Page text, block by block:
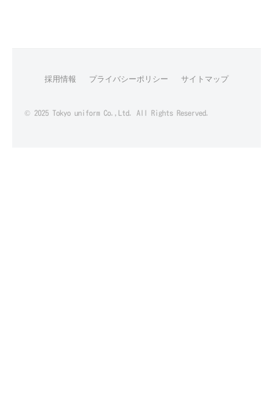
採用情報 プライバシーポリシー サイトマップ
© 2025 Tokyo uniform Co.,Ltd. All Rights Reserved.